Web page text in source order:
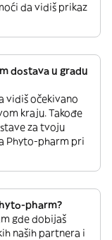
da vidiš prikaz
dostava u gradu
vidiš očekivano
kraju. Takođe
za tvoju
Phyto-pharm pri
pharm?
gde dobijaš
naših partnera i